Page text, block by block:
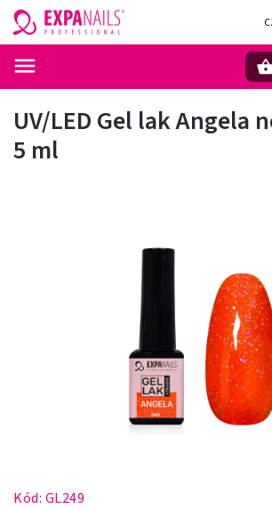
UV/LED Gel lak Angela
5 ml
Kód: GL249